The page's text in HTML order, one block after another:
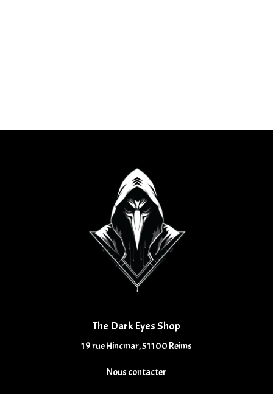
The Dark Eyes Shop
19 rue Hincmar, 51100 Reims
Nous contacter